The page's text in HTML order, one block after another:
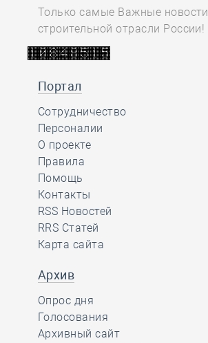
Только самые Важные новости
строительной отрасли России!
Портал
Сотрудничество
Персоналии
О проекте
Правила
Помощь
Контакты
RSS Новостей
RRS Статей
Карта сайта
Архив
Опрос дня
Голосования
Архивный сайт